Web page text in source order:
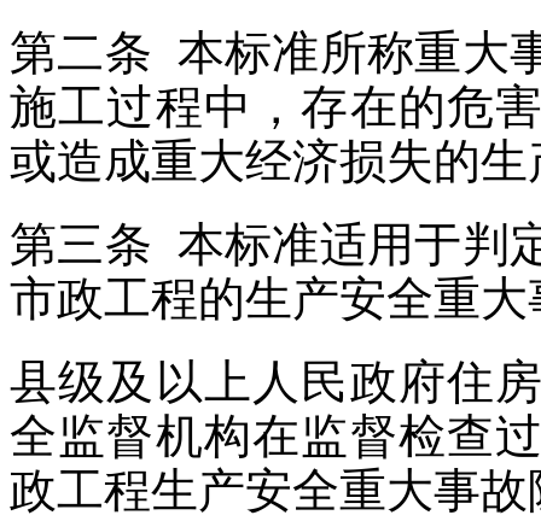
第二条 本标准所称重大
施工过程中，存在的危
或造成重大经济损失的
第三条 本标准适用于判
市政工程的生产安全重
县级及以上人民政府住
全监督机构在监督检查
政工程生产安全重大事